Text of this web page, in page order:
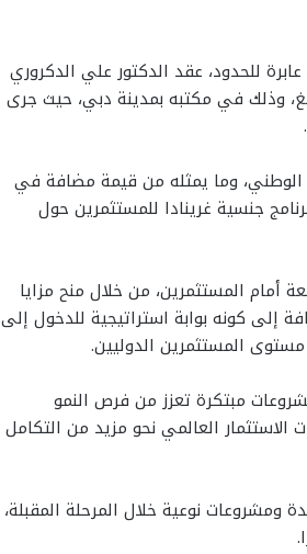
للحدود، عقد الدكتور علي الدكروري
وذلك في مكتبه بمدينة دبي، حيث جرى
الوطني، وما يمثله من قيمة مضافة في
جنسية غرينادا للمستثمرين حول
أمام المستثمرين، من خلال منح مزايا
إلى كونه بوابة استراتيجية للدخول إلى
مبتكرة تعزز من فرص النمو
العالمي نحو مزيد من التكامل
ومشروعات نوعية خلال المرحلة المقبلة،